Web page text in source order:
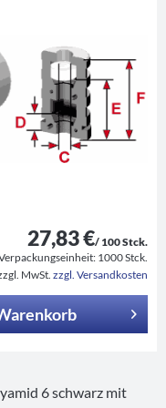
27,83 €/ 100 Stck.
1000 Stck.
MwSt. zzgl. Versandkosten
6 schwarz mit